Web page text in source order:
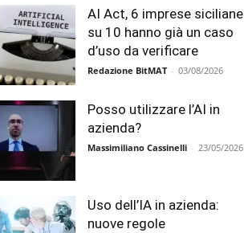
AI Act, 6 imprese siciliane
su 10 hanno già un caso
d’uso da verificare
Redazione BitMAT - 03/08/2026
Posso utilizzare l’AI in
azienda?
Massimiliano Cassinelli - 23/05/2026
Uso dell’IA in azienda:
nuove regole